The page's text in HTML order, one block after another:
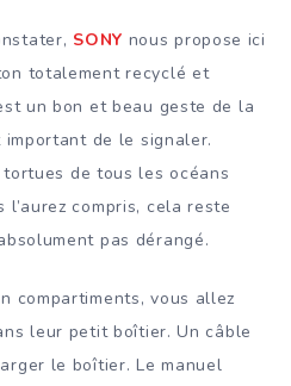
SONY nous propose ici
totalement recyclé et
un bon et beau geste de la
de le signaler.
de tous les océans
l’aurez compris, cela reste
pas dérangé.
compartiments, vous allez
leur petit boîtier. Un câble
le boîtier. Le manuel